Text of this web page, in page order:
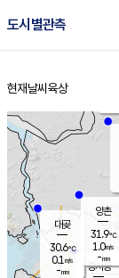
도시별관측
홈
현재날씨 육상
경서동
대곶
30.6℃
0.1 m/s
-mm
양촌
31.9℃
1.0m/s
-mm